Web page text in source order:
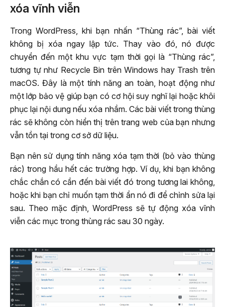
xóa vĩnh viễn
Trong WordPress, khi bạn nhấn “Thùng rác”, bài viết
không bị xóa ngay lập tức. Thay vào đó, nó được
chuyển đến một khu vực tạm thời gọi là “Thùng rác”,
tương tự như Recycle Bin trên Windows hay Trash trên
macOS. Đây là một tính năng an toàn, hoạt động như
một lớp bảo vệ giúp bạn có cơ hội suy nghĩ lại hoặc khôi
phục lại nội dung nếu xóa nhầm. Các bài viết trong thùng
rác sẽ không còn hiển thị trên trang web của bạn nhưng
vẫn tồn tại trong cơ sở dữ liệu.
Bạn nên sử dụng tính năng xóa tạm thời (bỏ vào thùng
rác) trong hầu hết các trường hợp. Ví dụ, khi bạn không
chắc chắn có cần đến bài viết đó trong tương lai không,
hoặc khi bạn chỉ muốn tạm thời ẩn nó đi để chỉnh sửa lại
sau. Theo mặc định, WordPress sẽ tự động xóa vĩnh
viễn các mục trong thùng rác sau 30 ngày.